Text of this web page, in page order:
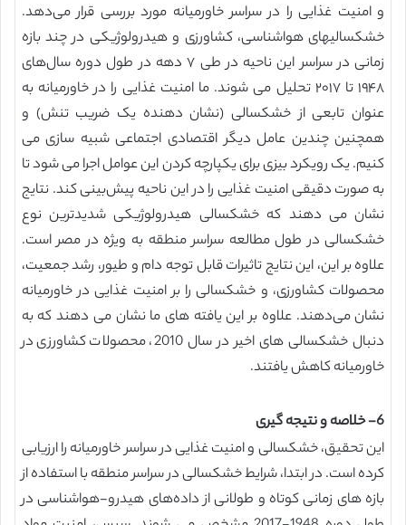
و امنیت غذایی را در سراسر خاورمیانه مورد بررسی قرار می‌دهد.
خشکسالیهای هواشناسی، کشاورزی و هیدرولوژیکی در چند بازه
زمانی در سراسر این ناحیه در طی ۷ دهه در طول دوره سال‌های
۱۹۴۸ تا ۲۰۱۷ تحلیل می شوند. ما امنیت غذایی را در خاورمیانه به
عنوان تابعی از خشکسالی (نشان دهنده یک ضریب تنش) و
همچنین چندین عامل دیگر اقتصادی اجتماعی شبیه سازی می
کنیم. یک رویکرد بیزی برای یکپارچه کردن این عوامل اجرا می شود تا
به صورت دقیقی امنیت غذایی را در این ناحیه پیش‌بینی کند. نتایج
نشان می دهند که خشکسالی هیدرولوژیکی شدیدترین نوع
خشکسالی در طول مطالعه سراسر منطقه به ویژه در مصر است.
علاوه بر این، این نتایج تاثیرات قابل توجه دام و طیور، رشد جمعیت،
محصولات کشاورزی، و خشکسالی را بر امنیت غذایی در خاورمیانه
نشان می‌دهند. علاوه بر این یافته های ما نشان می دهند که به
دنبال خشکسالی های اخیر در سال 2010، محصولات کشاورزی در
خاورمیانه کاهش یافتند.
6- خلاصه و نتیجه گیری
این تحقیق، خشکسالی و امنیت غذایی در سراسر خاورمیانه را ارزیابی
کرده است. در ابتدا، شرایط خشکسالی در سراسر منطقه با استفاده از
بازه های زمانی کوتاه و طولانی از داده‌های هیدرو-هواشناسی در